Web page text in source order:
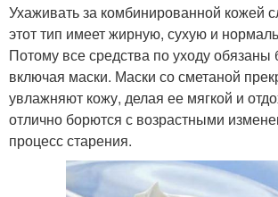
Ухаживать за комбинированной кожей
этот тип имеет жирную, сухую и
Потому все средства по уходу
включая маски. Маски со сметаной
увлажняют кожу, делая ее мягкой и
отлично борются с возрастными
процесс старения.